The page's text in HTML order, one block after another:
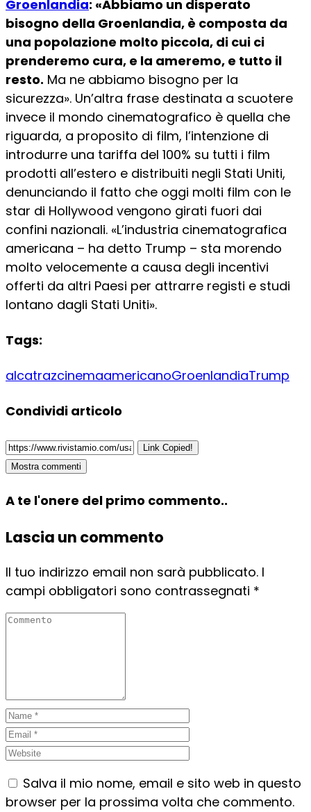
Groenlandia: «Abbiamo un disperato
bisogno della Groenlandia, è composta da
una popolazione molto piccola, di cui ci
prenderemo cura, e la ameremo, e tutto il
resto. Ma ne abbiamo bisogno per la
sicurezza». Un’altra frase destinata a scuotere
invece il mondo cinematografico è quella che
riguarda, a proposito di film, l’intenzione di
introdurre una tariffa del 100% su tutti i film
prodotti all’estero e distribuiti negli Stati Uniti,
denunciando il fatto che oggi molti film con le
star di Hollywood vengono girati fuori dai
confini nazionali. «L’industria cinematografica
americana – ha detto Trump – sta morendo
molto velocemente a causa degli incentivi
offerti da altri Paesi per attrarre registi e studi
lontano dagli Stati Uniti».
Tags:
alcatrazcinemaamericanoGroenlandiaTrump
Condividi articolo
Link Copied!
Mostra commenti
A te l'onere del primo commento..
Lascia un commento
Il tuo indirizzo email non sarà pubblicato. I
campi obbligatori sono contrassegnati *
Salva il mio nome, email e sito web in questo
browser per la prossima volta che commento.